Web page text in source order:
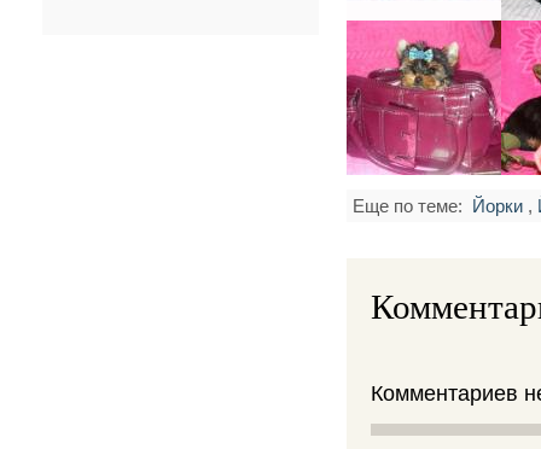
Еще по теме: Йорки ,
Комментариев